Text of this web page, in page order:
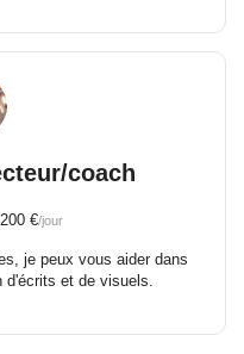
coach
€/jour
je peux vous aider dans
d'écrits et de visuels.